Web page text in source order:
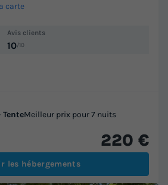
carte
Avis clients
10/10
TenteMeilleur prix pour 7 nuits
220 €
les hébergements